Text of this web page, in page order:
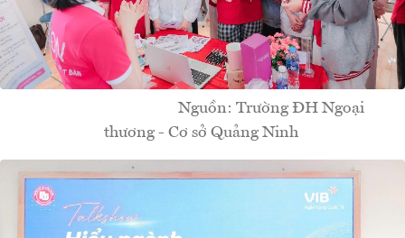
Nguồn: Trường ĐH Ngoại
thương - Cơ sở Quảng Ninh